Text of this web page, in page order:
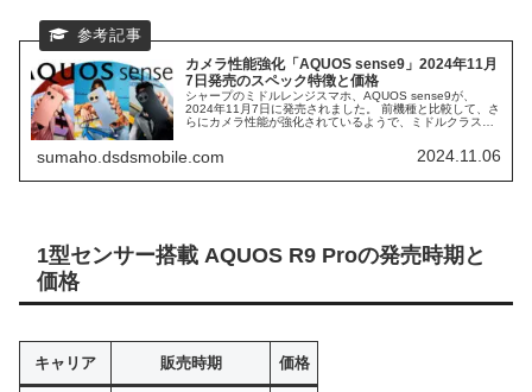
カメラ性能強化「AQUOS sense9」2024年11月
7日発売のスペック特徴と価格
シャープのミドルレンジスマホ、AQUOS sense9が、
2024年11月7日に発売されました。 前機種と比較して、さ
らにカメラ性能が強化されているようで、ミドルクラスで
sense9 のスペック・特徴や価格などを、前期種と比較し
ながらまとめていきたいと思います。
sumaho.dsdsmobile.com 2024.11.06
1型センサー搭載 AQUOS R9 Proの発売時期と
価格
キャリア 販売時期 価格